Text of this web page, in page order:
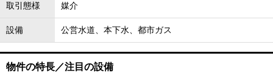
取引態様 媒介
設備 公営水道、本下水、都市ガス
物件の特長／注目の設備